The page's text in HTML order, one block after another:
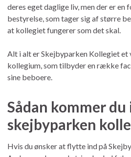
deres eget daglige liv, men der er en
bestyrelse, som tager sig af større
at kollegiet fungerer som det skal.
Alt i alt er Skejbyparken Kollegiet et
kollegium, som tilbyder en række
sine beboere.
Sådan kommer du
skejbyparken
Hvis du ønsker at flytte ind på